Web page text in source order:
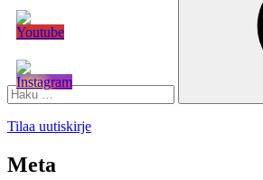
Tilaa uutiskirje
Meta